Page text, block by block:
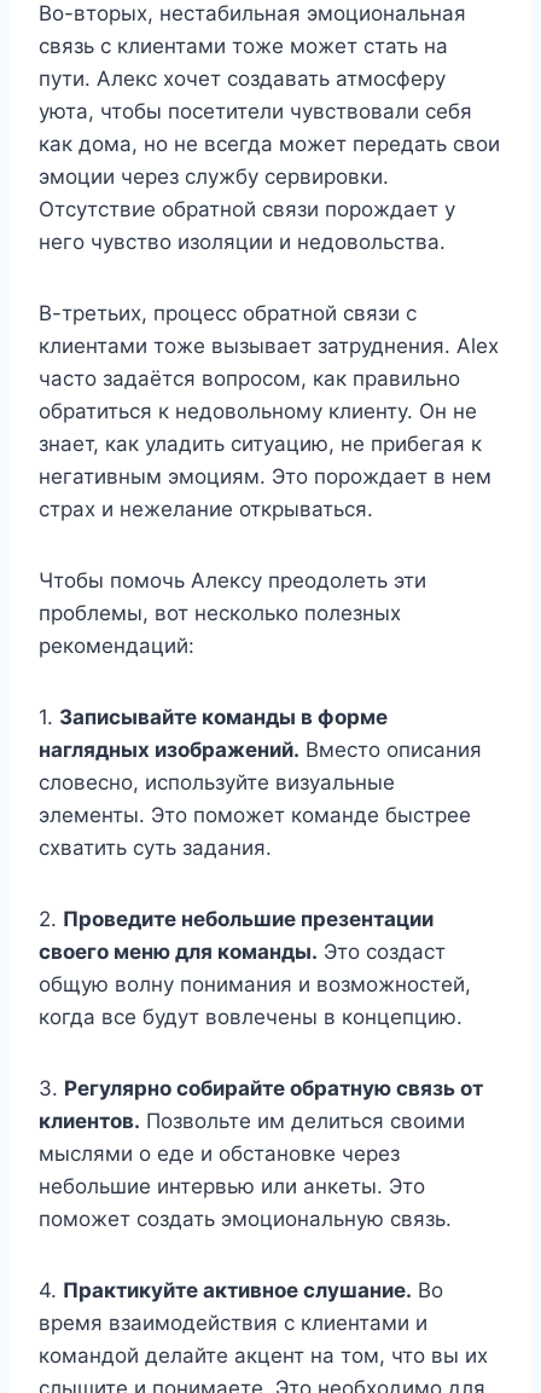
Во-вторых, нестабильная эмоциональная
связь с клиентами тоже может стать на
пути. Алекс хочет создавать атмосферу
уюта, чтобы посетители чувствовали себя
как дома, но не всегда может передать свои
эмоции через службу сервировки.
Отсутствие обратной связи порождает у
него чувство изоляции и недовольства.
В-третьих, процесс обратной связи с
клиентами тоже вызывает затруднения. Alex
часто задаётся вопросом, как правильно
обратиться к недовольному клиенту. Он не
знает, как уладить ситуацию, не прибегая к
негативным эмоциям. Это порождает в нем
страх и нежелание открываться.
Чтобы помочь Алексу преодолеть эти
проблемы, вот несколько полезных
рекомендаций:
1. Записывайте команды в форме
наглядных изображений. Вместо описания
словесно, используйте визуальные
элементы. Это поможет команде быстрее
схватить суть задания.
2. Проведите небольшие презентации
своего меню для команды. Это создаст
общую волну понимания и возможностей,
когда все будут вовлечены в концепцию.
3. Регулярно собирайте обратную связь от
клиентов. Позвольте им делиться своими
мыслями о еде и обстановке через
небольшие интервью или анкеты. Это
поможет создать эмоциональную связь.
4. Практикуйте активное слушание. Во
время взаимодействия с клиентами и
командой делайте акцент на том, что вы их